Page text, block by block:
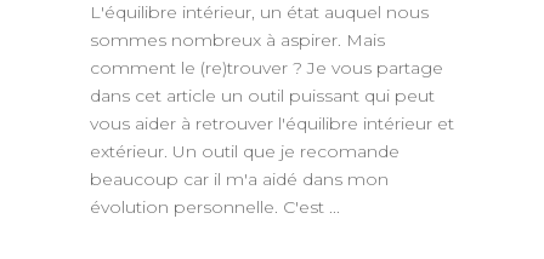
L'équilibre intérieur, un état auquel nous
sommes nombreux à aspirer. Mais
comment le (re)trouver ? Je vous partage
dans cet article un outil puissant qui peut
vous aider à retrouver l'équilibre intérieur et
extérieur. Un outil que je recomande
beaucoup car il m'a aidé dans mon
évolution personnelle. C'est